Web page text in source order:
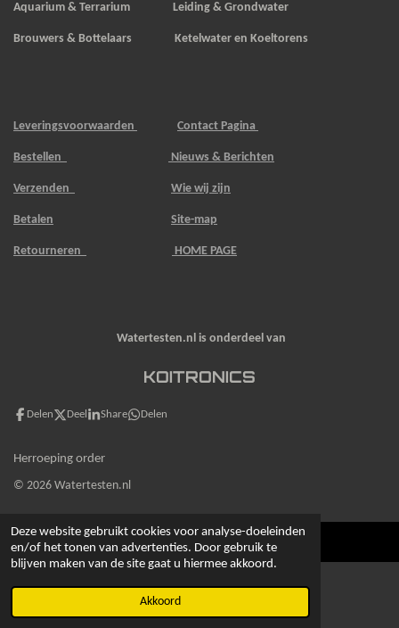
Deze website gebruikt cookies voor analyse-doeleinden
en/of het tonen van advertenties. Door gebruik te
blijven maken van de site gaat u hiermee akkoord.
Akkoord
Aquarium & Terrarium Leiding & Grondwater
Brouwers & Bottelaars Ketelwater en Koeltorens
Leveringsvoorwaarden Contact Pagina
Bestellen Nieuws & Berichten
Verzenden Wie wij zijn
Betalen Site-map
Retourneren HOME PAGE
Watertesten.nl is onderdeel van
KOITRONICS
Delen Deel Share Delen
Herroeping order
© 2026 Watertesten.nl